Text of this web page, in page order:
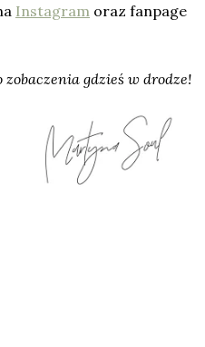
Instagram oraz fanpage
zobaczenia gdzieś w drodze!